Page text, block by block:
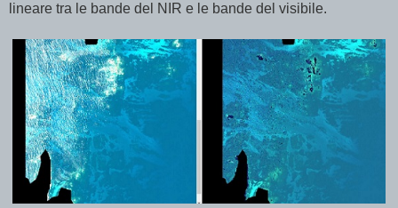
lineare tra le bande del NIR e le bande del visibile.